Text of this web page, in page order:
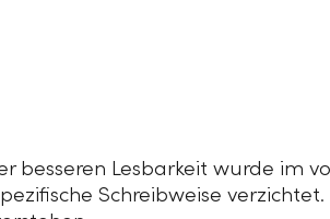
besseren Lesbarkeit wurde im
Schreibweise